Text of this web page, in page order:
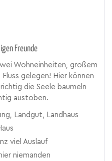
Freunde
Wohneinheiten, großem
gelegen! Hier können
die Seele baumeln
austoben.
Landgut, Landhaus
viel Auslauf
niemanden